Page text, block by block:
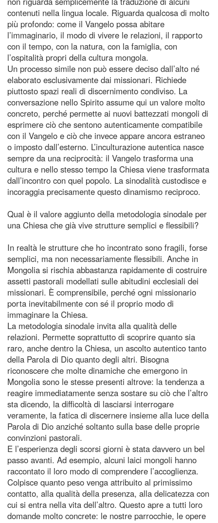
contenuti nella lingua locale. Riguarda qualcosa di molto
più profondo: come il Vangelo possa abitare
l’immaginario, il modo di vivere le relazioni, il rapporto
con il tempo, con la natura, con la famiglia, con
l’ospitalità propri della cultura mongola.
Un processo simile non può essere deciso dall’alto né
elaborato esclusivamente dai missionari. Richiede
piuttosto spazi reali di discernimento condiviso. La
conversazione nello Spirito assume qui un valore molto
concreto, perché permette ai nuovi battezzati mongoli di
esprimere ciò che sentono autenticamente compatibile
con il Vangelo e ciò che invece appare ancora estraneo
o imposto dall’esterno. L’inculturazione autentica nasce
sempre da una reciprocità: il Vangelo trasforma una
cultura e nello stesso tempo la Chiesa viene trasformata
dall’incontro con quel popolo. La sinodalità custodisce e
incoraggia precisamente questo dinamismo reciproco.
Qual è il valore aggiunto della metodologia sinodale per
una Chiesa che già vive strutture semplici e flessibili?
In realtà le strutture che ho incontrato sono fragili, forse
semplici, ma non necessariamente flessibili. Anche in
Mongolia si rischia abbastanza rapidamente di costruire
assetti pastorali modellati sulle abitudini ecclesiali dei
missionari. È comprensibile, perché ogni missionario
porta inevitabilmente con sé il proprio modo di
immaginare la Chiesa.
La metodologia sinodale invita alla qualità delle
relazioni. Permette soprattutto di scoprire quanto sia
raro, anche dentro la Chiesa, un ascolto autentico tanto
della Parola di Dio quanto degli altri. Bisogna
riconoscere che molte dinamiche che emergono in
Mongolia sono le stesse presenti altrove: la tendenza a
reagire immediatamente senza sostare su ciò che l’altro
sta dicendo, la difficoltà di lasciarsi interrogare
veramente, la fatica di discernere insieme alla luce della
Parola di Dio anziché soltanto sulla base delle proprie
convinzioni pastorali.
E l’esperienza degli scorsi giorni è stata davvero un bel
passo avanti. Ad esempio, alcuni laici mongoli hanno
raccontato il loro modo di comprendere l’accoglienza.
Colpisce quanto peso venga attribuito al primissimo
contatto, alla qualità della presenza, alla delicatezza con
cui si entra nella vita dell’altro. Questo apre a tutti loro
domande molto concrete: le nostre parrocchie, le opere